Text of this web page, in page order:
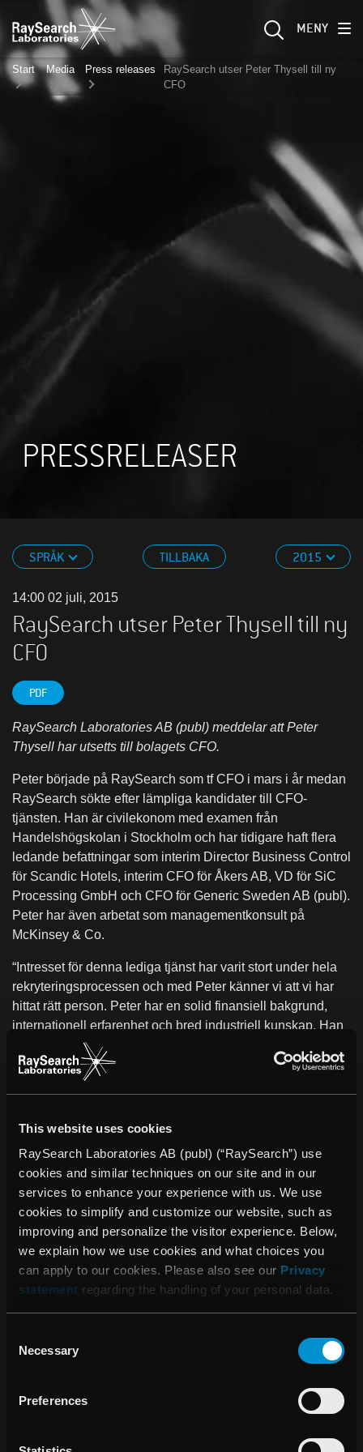
This website uses cookies
RaySearch Laboratories AB (publ) (“RaySearch”) use
cookies and similar techniques on our site and in our
services to enhance your experience with us. We use
cookies to simplify and customize our website, such as
improving and personalize the visitor experience. Below,
we explain how we use cookies and what choices you
can apply to our cookies. Please also see our Privacy
statement regarding the handling of your personal data.
Selection
Necessary
Preferences
MENY
Start Media Press releases
RaySearch utser Peter Thysell till ny
CFO
PRESSRELEASER
SPRÅK TILLBAKA 2015
14:00 02 juli, 2015
RaySearch utser Peter Thysell till ny
CFO
PDF
RaySearch Laboratories AB (publ) meddelar att Peter
Thysell har utsetts till bolagets CFO.
Peter började på RaySearch som tf CFO i mars i år medan
RaySearch sökte efter lämpliga kandidater till CFO-
tjänsten. Han är civilekonom med examen från
Handelshögskolan i Stockholm och har tidigare haft flera
ledande befattningar som interim Director Business Control
för Scandic Hotels, interim CFO för Åkers AB, VD för SiC
Processing GmbH och CFO för Generic Sweden AB (publ).
Peter har även arbetat som managementkonsult på
McKinsey & Co.
“Intresset för denna lediga tjänst har varit stort under hela
rekryteringsprocessen och med Peter känner vi att vi har
hittat rätt person. Peter har en solid finansiell bakgrund,
internationell erfarenhet och bred industriell kunskap. Han
blir ett starkt tillskott till vår ledningsgrupp”, säger Johan
Löf, VD för RaySeach.
Om RaySearch
utvecklar avancerade mjukvarulösningar för förbättrad
strålbehandling av cancer. RaySearch säljer
dosplaneringssystemet RayStation® till kliniker över hela
världen. Därutöver distribueras RaySearchs produkter via
licensavtal med ledande medicinteknikföretag.
RaySearchs mjukvara används av mer än 2 500 kliniker i
över 65 länder.
RaySearch grundades år 2000 som en avknoppning från
För mer information om RaySearch, gå till
För ytterligare information, kontakta: